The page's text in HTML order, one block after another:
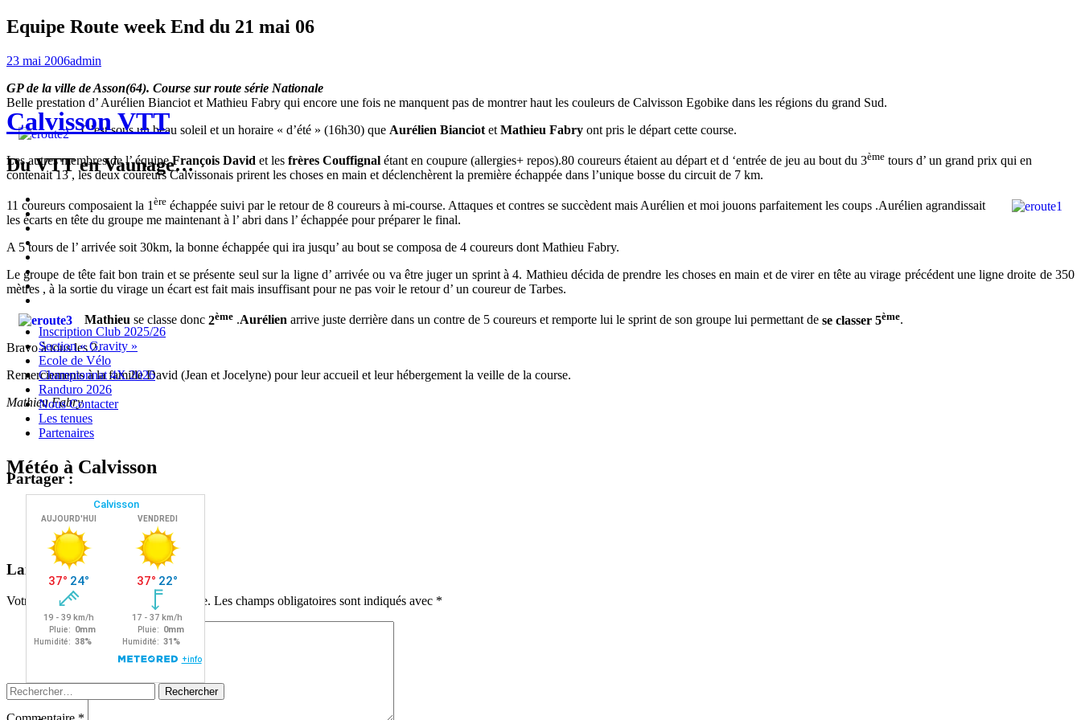
Calvisson VTT
Du VTT en Vaunage…
Club
2025/26
Section
« Gravity »
Ecole
Vélo
Championnat
4X
2026
Randuro
2026
Nous
Contacter
Les
tenues
Partenaires
Menu
Widgets
Recherche
Aller
au
contenu
Inscription Club 2025/26
Section « Gravity »
Ecole de Vélo
Championnat 4X 2026
Randuro 2026
Nous Contacter
Les tenues
Partenaires
Météo à Calvisson
Rechercher :
Equipe Route week End du 21 mai 06
23 mai 2006admin
GP de la ville de Asson(64). Course sur route série Nationale
Belle prestation d’ Aurélien Bianciot et Mathieu Fabry qui encore une fois ne manquent pas de montrer haut les couleurs de Calvisson Egobike dans les régions du grand Sud.
C’est sous un beau soleil et un horaire « d’été » (16h30) que Aurélien Bianciot et Mathieu Fabry ont pris le départ cette course.
Les autres membres de l’ équipeFrançois David et les frères Couffignal étant en coupure (allergies+ repos).80 coureurs étaient au départ et d ‘entrée de jeu au bout du 3ème tours d’ un grand prix qui en
contenait 13 , les deux coureurs Calvissonais prirent les choses en main et déclenchèrent la première échappée dans l’unique bosse du circuit de 7 km.
11 coureurs composaient la 1ère échappée suivi par le retour de 8 coureurs à mi-course. Attaques et contres se succèdent mais Aurélien et moi jouons parfaitement les coups .Aurélien agrandissait
les écarts en tête du groupe me maintenant à l’ abri dans l’ échappée pour préparer le final.
A 5 tours de l’ arrivée soit 30km, la bonne échappée qui ira jusqu’ au bout se composa de 4 coureurs dont Mathieu Fabry.
Le groupe de tête fait bon train et se présente seul sur la ligne d’ arrivée ou va être juger un sprint à 4. Mathieu décida de prendre les choses en main et de virer en tête au virage précédent une ligne droite de 350
mètres , à la sortie du virage un écart est fait mais insuffisant pour ne pas voir le retour d’ un coureur de Tarbes.
Mathieu se classe donc 2ème .Aurélien arrive juste derrière dans un contre de 5 coureurs et remporte lui le sprint de son groupe lui permettant de se classer 5ème.
Bravo à tous les 2.
Remerciements à la famille David (Jean et Jocelyne) pour leur accueil et leur hébergement la veille de la course.
Mathieu Fabry
Partager :
X
Navigation
articles
←
→
Laisser un commentaire
Votre adresse e-mail ne sera pas publiée. Les champs obligatoires sont indiqués avec *